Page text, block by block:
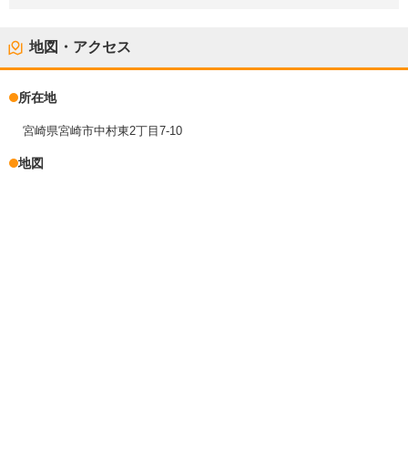
地図・アクセス
所在地
宮崎県宮崎市中村東2丁目7-10
地図